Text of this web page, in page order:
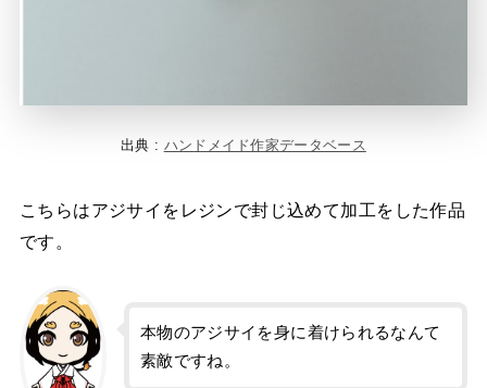
出典 : ハンドメイド作家データベース
こちらはアジサイをレジンで封じ込めて加工をした作品
です。
本物のアジサイを身に着けられるなんて
素敵ですね。